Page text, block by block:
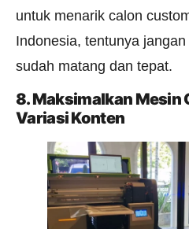
untuk menarik calon
Indonesia, tentunya
sudah matang dan tepat.
8. Maksimalkan Mesin
Variasi Konten